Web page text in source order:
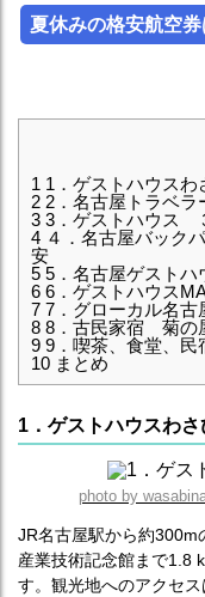
夏休みの格安航空
1 1．ゲストハウスわ
2 2．名古屋トラベラ
3 3．ゲストハウス
4 ４．名古屋バック
安
5 5．名古屋ゲストハ
6 6．ゲストハウス
7 7．グローカル名古
8 8．古民家宿 菊の
9 9．喫茶、食堂、民
10 まとめ
1．ゲストハウスわ
photo by
JR名古屋駅から約300m
産業技術記念館まで1.8
す。観光地へのアクセ